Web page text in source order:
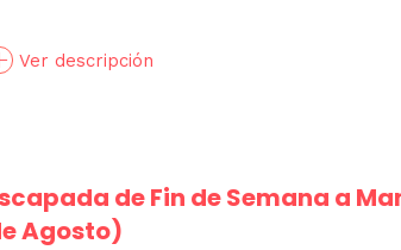
Ver descripción
de Fin de Semana a
Agosto)